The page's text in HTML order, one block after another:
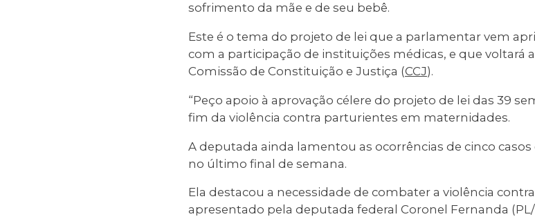
sofrimento da mãe e de seu bebê.
Este é o tema do projeto de lei que a parlamentar vem
com a participação de instituições médicas, e que voltará
Comissão de Constituição e Justiça (CCJ).
“Peço apoio à aprovação célere do projeto de lei das 39
fim da violência contra parturientes em maternidades.
A deputada ainda lamentou as ocorrências de cinco
no último final de semana.
Ela destacou a necessidade de combater a violência
apresentado pela deputada federal Coronel Fernanda